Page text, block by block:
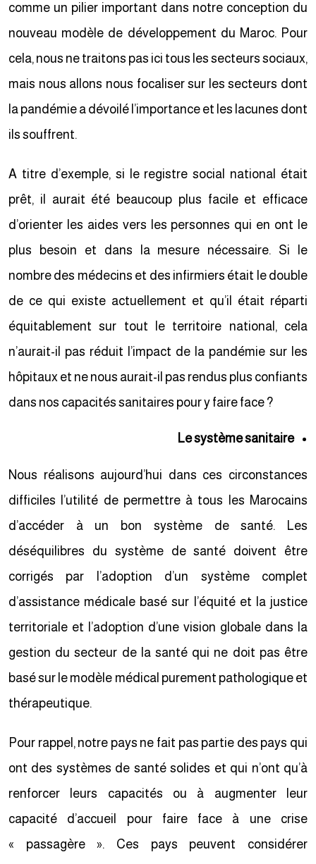
comme un pilier important dans notre conception du
nouveau modèle de développement du Maroc. Pour
cela, nous ne traitons pas ici tous les secteurs sociaux,
mais nous allons nous focaliser sur les secteurs dont
la pandémie a dévoilé l’importance et les lacunes dont
ils souffrent.
A titre d’exemple, si le registre social national était
prêt, il aurait été beaucoup plus facile et efficace
d’orienter les aides vers les personnes qui en ont le
plus besoin et dans la mesure nécessaire. Si le
nombre des médecins et des infirmiers était le double
de ce qui existe actuellement et qu’il était réparti
équitablement sur tout le territoire national, cela
n’aurait-il pas réduit l’impact de la pandémie sur les
hôpitaux et ne nous aurait-il pas rendus plus confiants
dans nos capacités sanitaires pour y faire face ?
Le système sanitaire
Nous réalisons aujourd’hui dans ces circonstances
difficiles l’utilité de permettre à tous les Marocains
d’accéder à un bon système de santé. Les
déséquilibres du système de santé doivent être
corrigés par l’adoption d’un système complet
d’assistance médicale basé sur l’équité et la justice
territoriale et l’adoption d’une vision globale dans la
gestion du secteur de la santé qui ne doit pas être
basé sur le modèle médical purement pathologique et
thérapeutique.
Pour rappel, notre pays ne fait pas partie des pays qui
ont des systèmes de santé solides et qui n’ont qu’à
renforcer leurs capacités ou à augmenter leur
capacité d’accueil pour faire face à une crise
« passagère ». Ces pays peuvent considérer